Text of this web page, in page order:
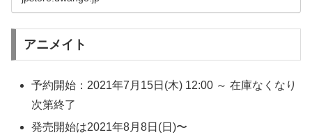
アニメイト
予約開始：2021年7月15日(木) 12:00 ～ 在庫なくなり
次第終了
発売開始は2021年8月8日(日)〜